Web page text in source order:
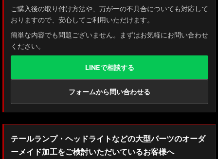
AXUH80/85 MXUA80/85 ハリアー
ZSU60 ハリアー
MXAA54 AXAH54/52 RAV4
GDJ150W/151 WTRJ150 ランドクルーザー プラド
ZVG11/ZSG10 カローラクロス
GXPA16 MXPA12 GRヤリス
ご購入後の取り付け方法や、万が一の不具合についても対応して
おりますので、安心してご利用いただけます。
簡単な内容でも問題ございません。まずはお気軽にお問い合わせ
ください。
LINEで相談する
フォームから問い合わせる
テールランプ・ヘッドライトなどの大型パーツのオーダ
ーメイド加工をご検討いただいているお客様へ